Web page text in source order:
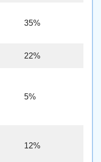
35%
22%
5%
12%